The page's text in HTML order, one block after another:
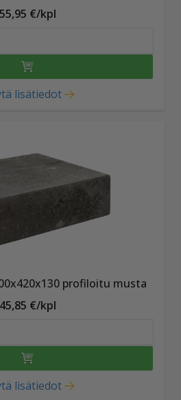
55,95 €/kpl
lisätiedot
profiloitu musta
45,85 €/kpl
lisätiedot